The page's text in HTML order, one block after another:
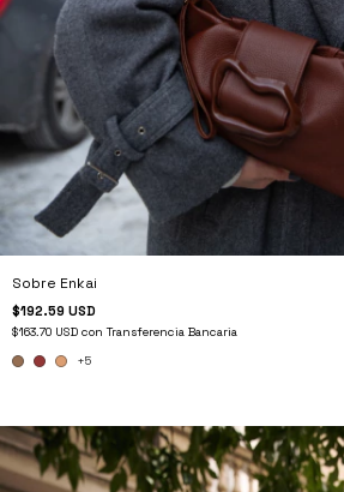
Sobre Enkai
$192.59 USD
$163.70 USD con Transferencia Bancaria
+5